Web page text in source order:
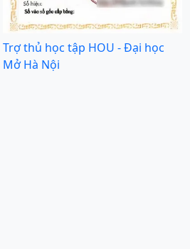
Trợ thủ học tập HOU - Đại học
Mở Hà Nội